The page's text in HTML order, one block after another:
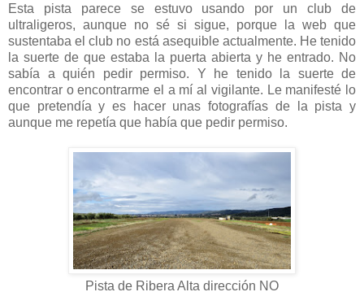
Esta pista parece se estuvo usando por un club de
ultraligeros, aunque no sé si sigue, porque la web que
sustentaba el club no está asequible actualmente. He tenido
la suerte de que estaba la puerta abierta y he entrado. No
sabía a quién pedir permiso. Y he tenido la suerte de
encontrar o encontrarme el a mí al vigilante. Le manifesté lo
que pretendía y es hacer unas fotografías de la pista y
aunque me repetía que había que pedir permiso.
Pista de Ribera Alta dirección NO